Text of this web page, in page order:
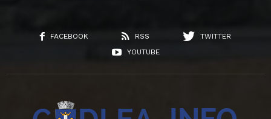
FACEBOOK RSS
TWITTER
YOUTUBE